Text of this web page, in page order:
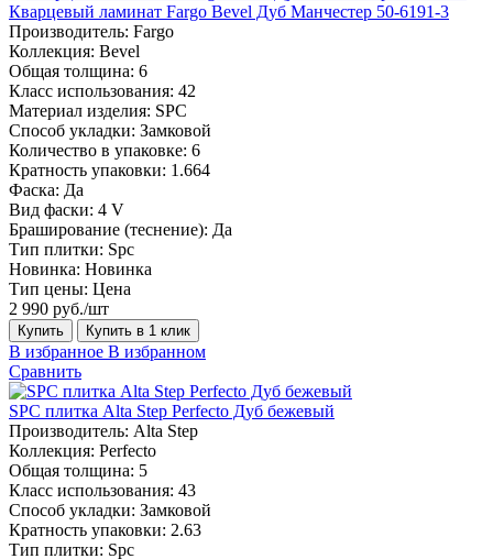
Кварцевый ламинат Fargo Bevel Дуб Манчестер 50-6191-3
Производитель: Fargo
Коллекция: Bevel
Общая толщина: 6
Класс использования: 42
Материал изделия: SPC
Способ укладки: Замковой
Количество в упаковке: 6
Кратность упаковки: 1.664
Фаска: Да
Вид фаски: 4 V
Браширование (теснение): Да
Тип плитки: Spc
Новинка: Новинка
Тип цены: Цена
2 990 руб./шт
Купить Купить в 1 клик
В избранное В избранном
Сравнить
SPC плитка Alta Step Perfecto Дуб бежевый
Производитель: Alta Step
Коллекция: Perfecto
Общая толщина: 5
Класс использования: 43
Способ укладки: Замковой
Кратность упаковки: 2.63
Тип плитки: Spc